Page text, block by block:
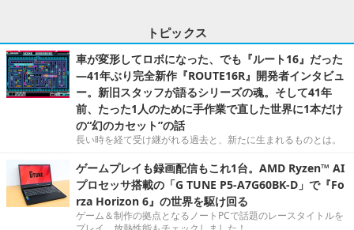
トピックス
車が変形してロボになった、でも『ルート16』だった
―41年ぶり完全新作『ROUTE16R』開発者インタビュ
ー。新旧スタッフが語るシリーズの魂。そして41年
前、たった1人のために手作業で直した世界に1本だけ
の“幻のカセット”の話
長い時を経て受け継がれる過去と、新たに生まれるものとは。
ゲームプレイも録画配信もこれ1台。AMD Ryzen™ AI
プロセッサ搭載の「G TUNE P5-A7G60BK-D」で『Fo
rza Horizon 6』の世界を駆け回る
ゲーム＆制作の拠点となるノートPCで話題のレースタイトルを